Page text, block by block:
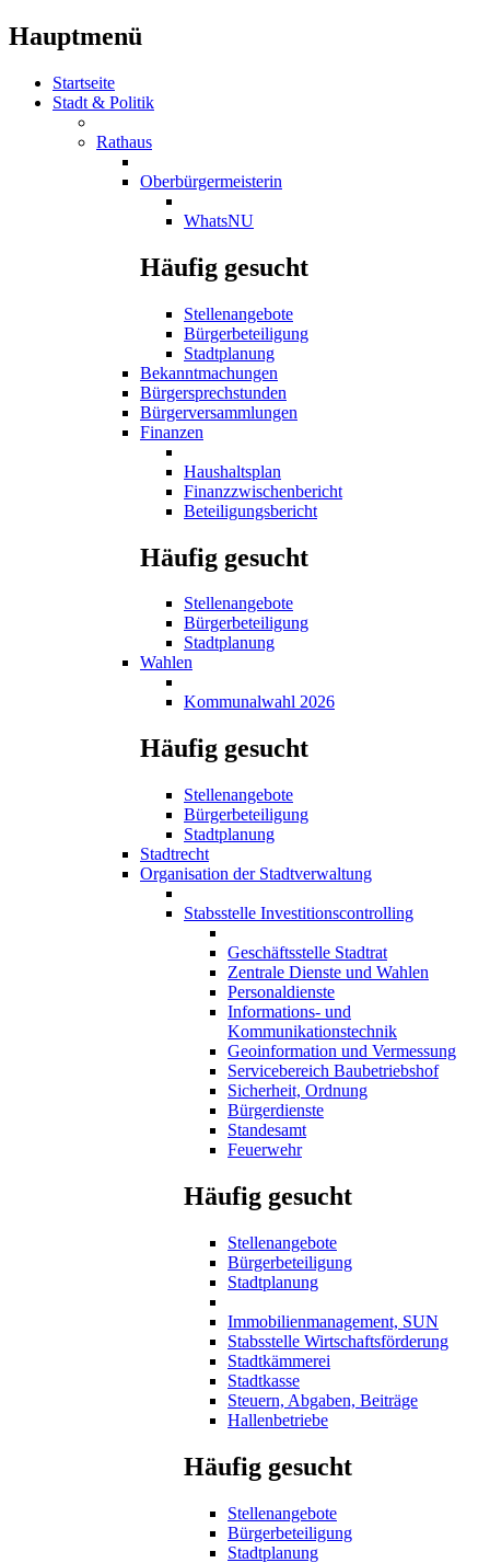
Hauptmenü
Startseite
Stadt & Politik
Rathaus
Oberbürgermeisterin
WhatsNU
Häufig gesucht
Stellenangebote
Bürgerbeteiligung
Stadtplanung
Bekanntmachungen
Bürgersprechstunden
Bürgerversammlungen
Finanzen
Haushaltsplan
Finanzzwischenbericht
Beteiligungsbericht
Häufig gesucht
Stellenangebote
Bürgerbeteiligung
Stadtplanung
Wahlen
Kommunalwahl 2026
Häufig gesucht
Stellenangebote
Bürgerbeteiligung
Stadtplanung
Stadtrecht
Organisation der Stadtverwaltung
Stabsstelle Investitionscontrolling
Geschäftsstelle Stadtrat
Zentrale Dienste und Wahlen
Personaldienste
Informations- und
Kommunikationstechnik
Geoinformation und Vermessung
Servicebereich Baubetriebshof
Sicherheit, Ordnung
Bürgerdienste
Standesamt
Feuerwehr
Häufig gesucht
Stellenangebote
Bürgerbeteiligung
Stadtplanung
Immobilienmanagement, SUN
Stabsstelle Wirtschaftsförderung
Stadtkämmerei
Stadtkasse
Steuern, Abgaben, Beiträge
Hallenbetriebe
Häufig gesucht
Stellenangebote
Bürgerbeteiligung
Stadtplanung